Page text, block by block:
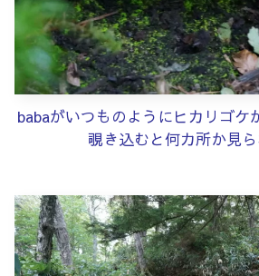
babaがいつものようにヒカリゴケ
覗き込むと何カ所か見